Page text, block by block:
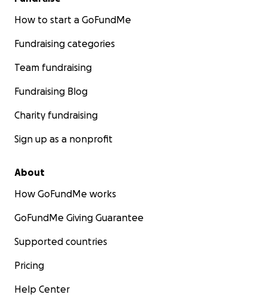
Für die, die keine Stimme haben. Für die, die
niemanden sonst haben.
Für die, die nicht mehr warten können.
Yasmine & Denis
How to start a GoFundMe
Fundraising categories
Team fundraising
Fundraising Blog
Charity fundraising
Sign up as a nonprofit
About
How GoFundMe works
GoFundMe Giving Guarantee
Supported countries
Pricing
Help Center